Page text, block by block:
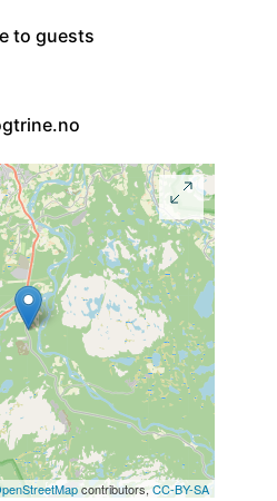
to guests
contributors, CC-BY-SA